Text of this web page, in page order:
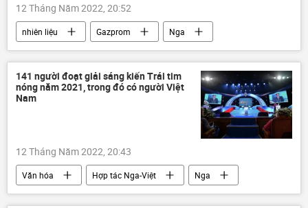
12 Tháng Năm 2022, 20:52
nhiên liệu Gazprom
Nga
khí đốt
phương Tây
Các biện pháp trừng phạt chống Nga
Ba Lan
Châu Âu
141 người đoạt giải sáng kiến Trái tim
nóng năm 2021, trong đó có người Việt
Nam
12 Tháng Năm 2022, 20:43
Văn hóa Hợp tác Nga-Việt Nga